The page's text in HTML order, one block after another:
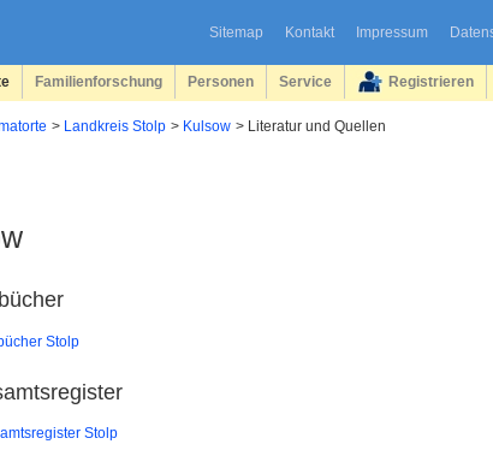
Sitemap Kontakt Impressum
Familienforschung Personen Service Registrieren
Landkreis Stolp Kulsow Literatur und Quellen
Stolp
Stolp